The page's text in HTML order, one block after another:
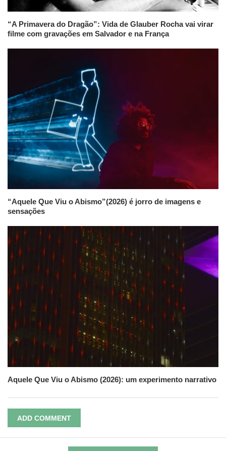
“A Primavera do Dragão”: Vida de Glauber Rocha vai virar
filme com gravações em Salvador e na França
“Aquele Que Viu o Abismo”(2026) é jorro de imagens e
sensações
Aquele Que Viu o Abismo (2026): um experimento narrativo
ADD COMMENT